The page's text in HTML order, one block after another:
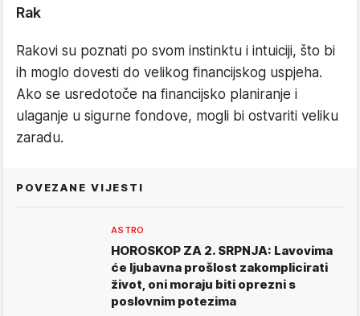
Rak
Rakovi su poznati po svom instinktu i intuiciji, što bi
ih moglo dovesti do velikog financijskog uspjeha.
Ako se usredotoče na financijsko planiranje i
ulaganje u sigurne fondove, mogli bi ostvariti veliku
zaradu.
POVEZANE VIJESTI
ASTRO
HOROSKOP ZA 2. SRPNJA: Lavovima
će ljubavna prošlost zakomplicirati
život, oni moraju biti oprezni s
poslovnim potezima